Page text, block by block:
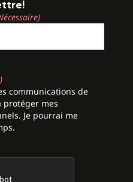
communications de
protéger mes
Je pourrai me